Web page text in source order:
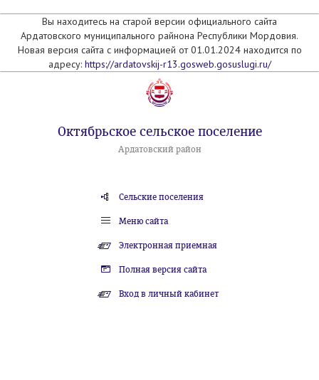
Вы находитесь на старой версии официального сайта
Ардатовского муниципального райнона Республики Мордовия.
Новая версия сайта с информацией от 01.01.2024 находится по
адресу: https://ardatovskij-r13.gosweb.gosuslugi.ru/
Октябрьское сельское поселение
Ардатовский район
Сельские поселения
Меню сайта
Электронная приемная
Полная версия сайта
Вход в личный кабинет